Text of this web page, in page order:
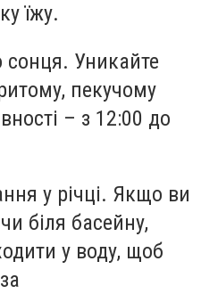
їжу.
сонця. Уникайте
пекучому
– з 12:00 до
у річці. Якщо ви
біля басейну,
у воду, щоб